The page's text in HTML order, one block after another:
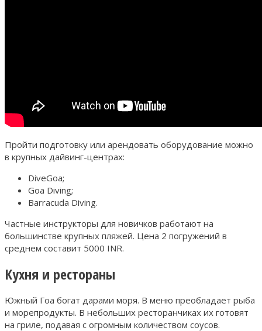
Пройти подготовку или арендовать оборудование можно
в крупных дайвинг-центрах:
DiveGoa;
Goa Diving;
Barracuda Diving.
Частные инструкторы для новичков работают на
большинстве крупных пляжей. Цена 2 погружений в
среднем составит 5000 INR.
Кухня и рестораны
Южный Гоа богат дарами моря. В меню преобладает рыба
и морепродукты. В небольших ресторанчиках их готовят
на гриле, подавая с огромным количеством соусов.